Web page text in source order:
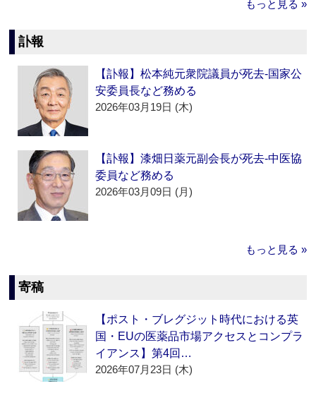
もっと見る »
訃報
【訃報】松本純元衆院議員が死去‐国家公
安委員長など務める
2026年03月19日 (木)
【訃報】漆畑日薬元副会長が死去‐中医協
委員など務める
2026年03月09日 (月)
もっと見る »
寄稿
【ポスト・ブレグジット時代における英
国・EUの医薬品市場アクセスとコンプラ
イアンス】第4回…
2026年07月23日 (木)